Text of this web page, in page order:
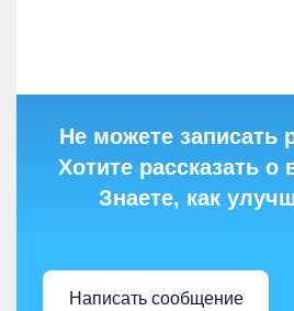
Не можете записать
Хотите рассказать о
Знаете, как
Написать сообщение